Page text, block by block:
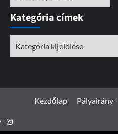
Kategória címek
Kezdőlap Pályairány
Instagram